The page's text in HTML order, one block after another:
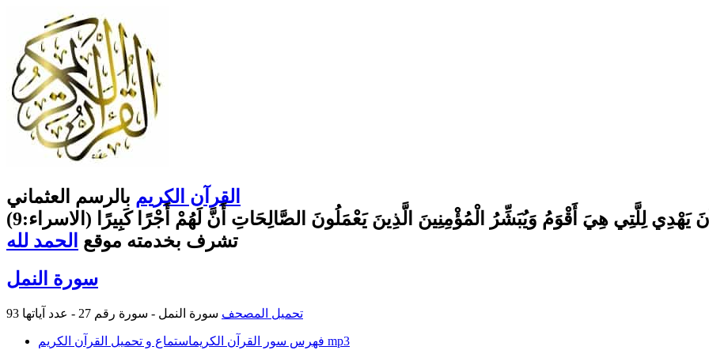
القرآن الكريم بالرسم العثماني
يَهْدِي لِلَّتِي هِيَ أَقْوَمُ وَيُبَشِّرُ الْمُؤْمِنِينَ الَّذِينَ يَعْمَلُونَ الصَّالِحَاتِ أَنَّ لَهُمْ أَجْرًا كَبِيرًا (الاسراء:9)
تشرف بخدمته موقع الحمد لله
سورة النمل
تحميل المصحف سورة النمل - سورة رقم 27 - عدد آياتها 93
فهرس سور القرآن الكريم استماع و تحميل القرآن الكريم mp3